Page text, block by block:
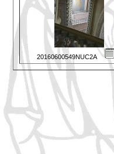
20160600549NUC2A